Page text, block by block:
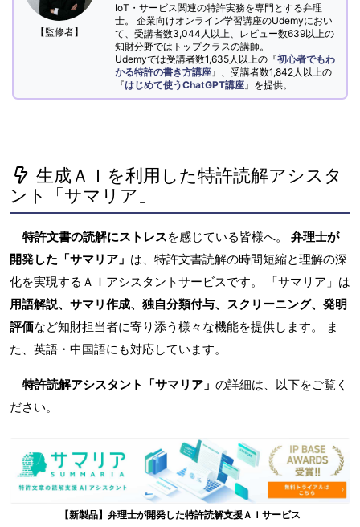
【監修者】
IoT・サービス関連の特許実務を専門とする弁理
士。 企業向けオンライン学習講座のUdemyにおい
て、受講者数3,044人以上、レビュー数639以上の
知財分野ではトップクラスの講師。
Udemyでは受講者数1,635人以上の『初心者でもわ
かる特許の書き方講座 』、受講者数1,842人以上の
『はじめて使うChatGPT講座 』を提供。
生成ＡＩを利用した特許読解アシスタ
ント「サマリア」
特許文書の読解にストレスを感じている皆様へ。 弁理士が
開発した「サマリア」 は、特許文書読解の時間短縮と理解の深
化を実現するＡＩアシスタントサービスです。 「サマリア」は
用語解説、サマリ作成、独自分類付与、スクリーニング、発明
評価など知財担当者に寄り添う様々な機能を提供します。 ま
た、英語・中国語にも対応しています。
特許読解アシスタント「サマリア」 の詳細は、以下をご覧く
ださい。
【新製品】弁理士が開発した特許読解支援ＡＩサービス